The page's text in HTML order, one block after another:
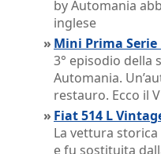
by Automania
inglese
» Mini Prima
3° episodio della
Automania.
restauro. Ecco il
» Fiat 514 L
La vettura
e fu sostituita